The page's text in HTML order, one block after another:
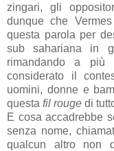
zingari, gli
dunque che
questa parola per
sub sahariana in
rimandando a più
considerato il
uomini, donne e
questa fil rouge di
E cosa accadrebbe
senza nome,
qualcun altro non